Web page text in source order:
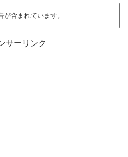
が含まれています。
サーリンク